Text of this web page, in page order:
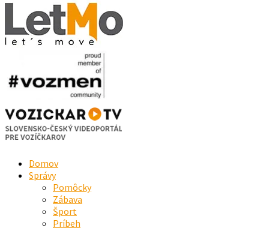
Domov
Správy
Pomôcky
Zábava
Šport
Príbeh